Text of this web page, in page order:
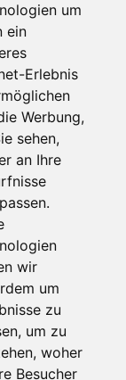
um
ein
Erlebnis
Werbung,
sehen,
an Ihre
wir
um
zu
um zu
woher
Besucher
verwenden wir
Bank. Er
Debit-